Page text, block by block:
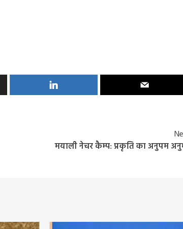
मयाली नेचर कैम्प: प्रकृति का अनुपम